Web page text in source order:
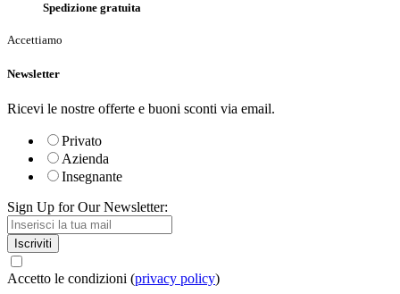
Spedizione gratuita
Accettiamo
Newsletter
Ricevi le nostre offerte e buoni sconti via email.
Privato
Azienda
Insegnante
Sign Up for Our Newsletter:
Iscriviti
Accetto le condizioni (privacy policy)